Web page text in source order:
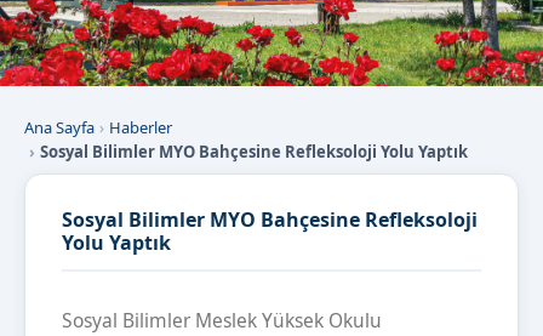
Ana Sayfa
Haberler
Sosyal Bilimler MYO Bahçesine Refleksoloji Yolu Yaptık
Sosyal Bilimler MYO Bahçesine Refleksoloji
Yolu Yaptık
Sosyal Bilimler Meslek Yüksek Okulu